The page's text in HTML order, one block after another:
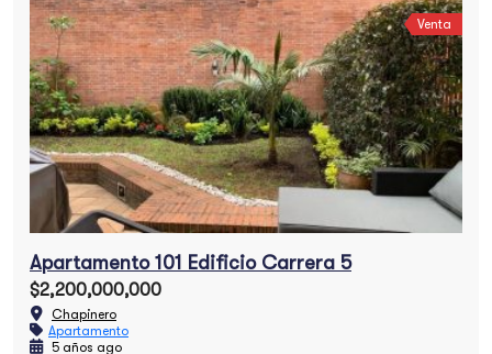
Venta
Apartamento 101 Edificio Carrera 5
$2,200,000,000
Chapinero
Apartamento
5 años ago